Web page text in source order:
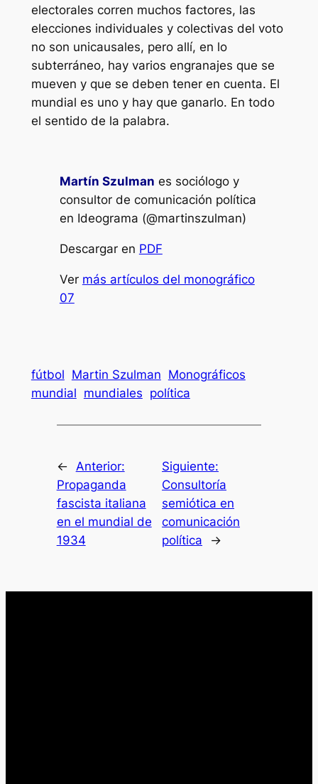
electorales corren muchos factores, las
elecciones individuales y colectivas del voto
no son unicausales, pero allí, en lo
subterráneo, hay varios engranajes que se
mueven y que se deben tener en cuenta. El
mundial es uno y hay que ganarlo. En todo
el sentido de la palabra.
Martín Szulman es sociólogo y
consultor de comunicación política
en Ideograma (@martinszulman)
Descargar en PDF
Ver más artículos del monográfico
07
fútbol Martin Szulman Monográficos
mundial mundiales política
← Anterior:
Propaganda
fascista italiana
en el mundial de
1934
Siguiente:
Consultoría
semiótica en
comunicación
política
→